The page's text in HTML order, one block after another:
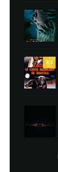
7.5